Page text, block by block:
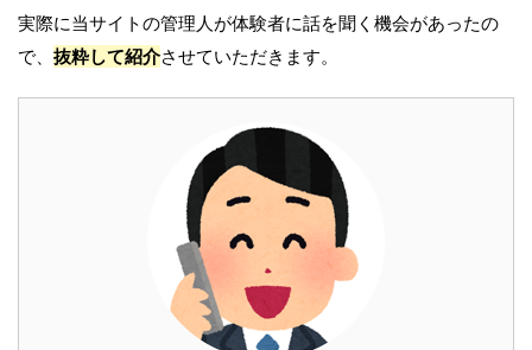
実際に当サイトの管理人が体験者に話を聞く機会があったの
で、 抜粋して紹介させていただきます。